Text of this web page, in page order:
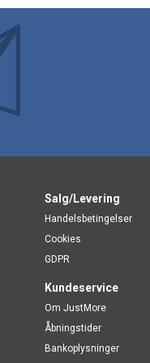
Salg/Levering
Handelsbetingelser
Cookies
GDPR
Kundeservice
Om JustMore
Åbningstider
Bankoplysninger